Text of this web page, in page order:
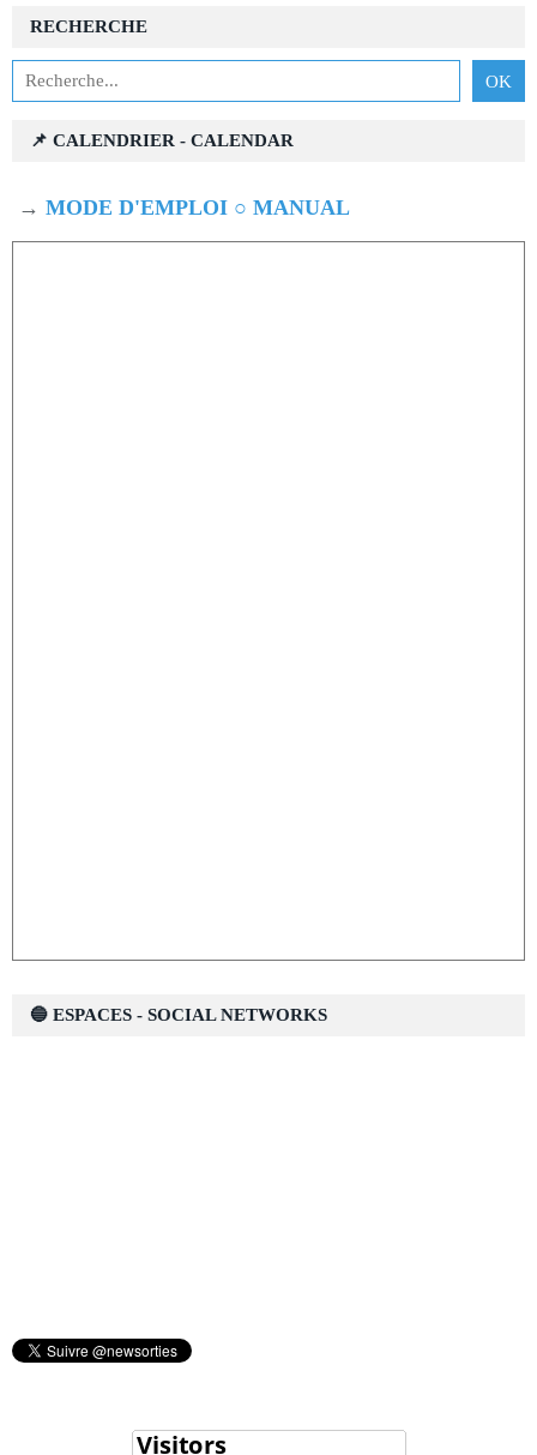
RECHERCHE
📌 CALENDRIER - CALENDAR
→ MODE D'EMPLOI ○ MANUAL
🔵 ESPACES - SOCIAL NETWORKS